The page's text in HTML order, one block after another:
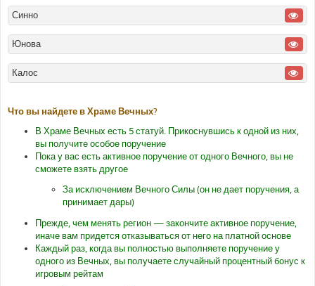
Синно
Юнова
Калос
Что вы найдете в Храме Вечных?
В Храме Вечных есть 5 статуй. Прикоснувшись к одной из них,
вы получите особое поручение
Пока у вас есть активное поручение от одного Вечного, вы не
сможете взять другое
За исключением Вечного Силы (он не дает поручения, а
принимает дары)
Прежде, чем менять регион — закончите активное поручение,
иначе вам придется отказываться от него на платной основе
Каждый раз, когда вы полностью выполняете поручение у
одного из Вечных, вы получаете случайный процентный бонус к
игровым рейтам